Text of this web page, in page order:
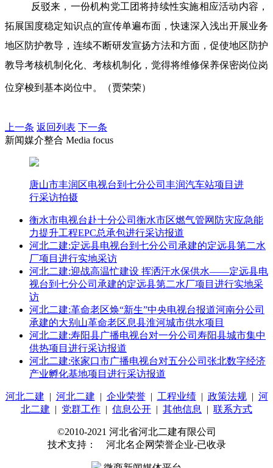
反驳来，一份机构党工团将持续性实施相应活动内容，
拓展国度稳定知识点的宣传单遍布面，快速深入浅出开展业务
地区防护教导，连续不断研发宣扬方法和方面，促使地区防护
教导考核机制化化、考核机制化，觉得将维修保养保密岗位岗
位穿梭到基本岗位中。（贾荣荣）
上一条 返回列表 下一条
新闻媒介整合 Media focus
唐山市丰润区电视台到七分公司丰润汽车站项目进
行采访拍摄
衡水市电视台赴十分公司衡水市区燃气管网防灾应急能
力提升工程EPC总承包进行采访报道
河北二建:定远县电视台到七分公司承建的定远县第二水
厂项目进行实地采访
河北二建:迎战高温忙建设 挥洒汗水保供水——定远县电
视台到七分公司承建的定远县第二水厂项目进行实地采
访
河北二建:革命老区焕“新生”中央电视台报道河南分公司
承建的大别山革命老区息县淮河城市供水项目
河北二建:寿阳县广播电视台对一分公司寿阳县城市集中
供热项目进行采访报道
河北二建:张家口市广播电视台对五分公司张北数字经济
产业孵化基地项目进行采访报道
河北二建 | 河北二建 | 企业荣誉| 工程业绩| 政策法规| 河
北二建 | 党群工作 | 信息公开 | 其他信息 | 联系方式
©2010-2021 河北省河北二建有限公司
技术支持： 河北名企网荣誉企业-已收录